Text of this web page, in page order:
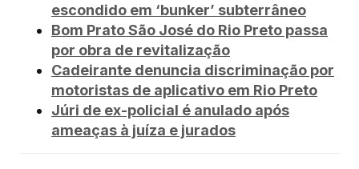
escondido em ‘bunker’ subterrâneo
Bom Prato São José do Rio Preto passa
por obra de revitalização
Cadeirante denuncia discriminação por
motoristas de aplicativo em Rio Preto
Júri de ex-policial é anulado após
ameaças à juíza e jurados